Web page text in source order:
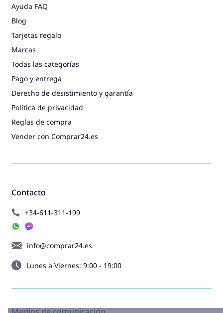
Contacto
+34-611-311-199
info@comprar24.es
Lunes a Viernes: 9:00 - 19:00
Ayuda FAQ
Blog
Tarjetas regalo
Marcas
Todas las categorías
Pago y entrega
Derecho de desistimiento y garantía
Política de privacidad
Reglas de compra
Vender con Comprar24.es